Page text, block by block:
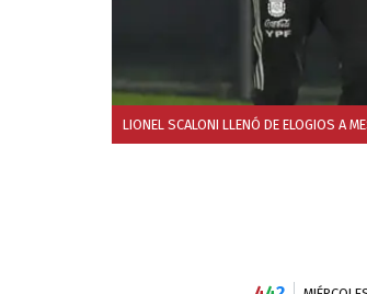
LIONEL SCALONI LLENÓ DE ELOGIOS A